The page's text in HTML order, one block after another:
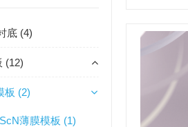
底 (4)
(12)
板 (2)
薄膜模板 (1)